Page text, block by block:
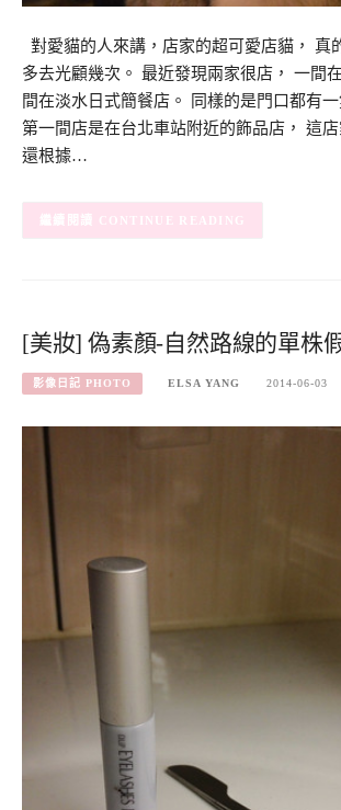
對愛貓的人來講，店家的超可愛店貓， 真
多去光顧幾次。 最近發現兩家很店， 一間
間在淡水日式簡餐店。 同樣的是門口都有一
第一間店是在台北車站附近的飾品店， 這
還根據…
CONTINUE READING
[美妝] 偽素顏-自然路線的單株
影像日記 PHOTO ELSA YANG 2014-06-03